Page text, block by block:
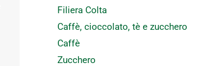
Filiera Colta
Caffè, cioccolato, tè e zucchero
Caffè
Zucchero